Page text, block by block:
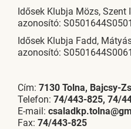
Idősek Klubja Mözs,
azonosító:
Idősek Klubja Fadd,
azonosító:
Cím: 7130 Tolna, Bajcsy-
Telefon: 74/443-825, 74/
E-mail:
Fax: 74/443-825